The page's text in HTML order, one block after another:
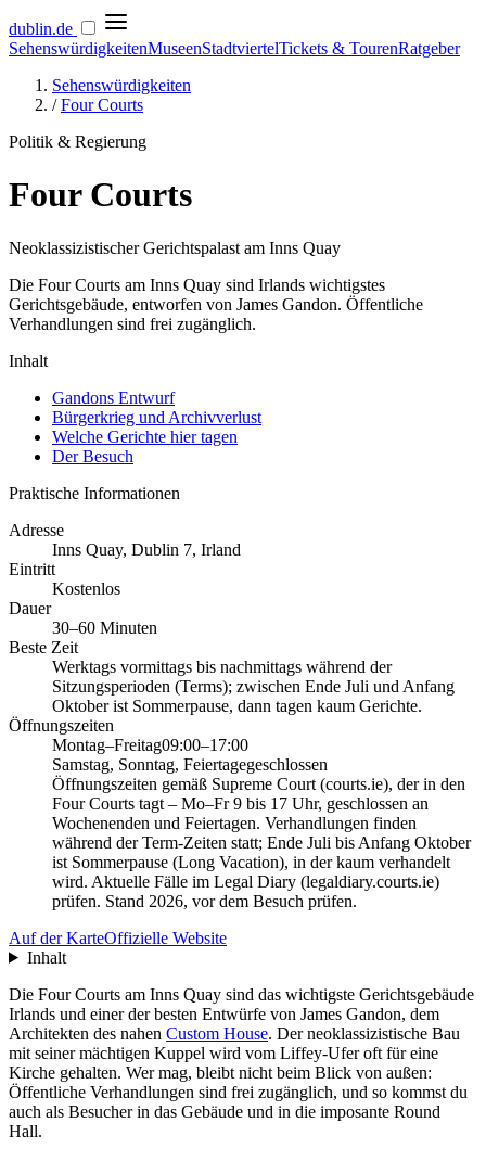
dublin.de
SehenswürdigkeitenMuseenStadtviertelTickets & TourenRatgeber
Sehenswürdigkeiten
/ Four Courts
Politik & Regierung
Four Courts
Neoklassizistischer Gerichtspalast am Inns Quay
Die Four Courts am Inns Quay sind Irlands wichtigstes
Gerichtsgebäude, entworfen von James Gandon. Öffentliche
Verhandlungen sind frei zugänglich.
Inhalt
Gandons Entwurf
Bürgerkrieg und Archivverlust
Welche Gerichte hier tagen
Der Besuch
Praktische Informationen
Adresse
Inns Quay, Dublin 7, Irland
Eintritt
Kostenlos
Dauer
30–60 Minuten
Beste Zeit
Werktags vormittags bis nachmittags während der
Sitzungsperioden (Terms); zwischen Ende Juli und Anfang
Oktober ist Sommerpause, dann tagen kaum Gerichte.
Öffnungszeiten
Montag–Freitag09:00–17:00
Samstag, Sonntag, Feiertagegeschlossen
Öffnungszeiten gemäß Supreme Court (courts.ie), der in den
Four Courts tagt – Mo–Fr 9 bis 17 Uhr, geschlossen an
Wochenenden und Feiertagen. Verhandlungen finden
während der Term-Zeiten statt; Ende Juli bis Anfang Oktober
ist Sommerpause (Long Vacation), in der kaum verhandelt
wird. Aktuelle Fälle im Legal Diary (legaldiary.courts.ie)
prüfen. Stand 2026, vor dem Besuch prüfen.
Auf der KarteOffizielle Website
Inhalt
Die Four Courts am Inns Quay sind das wichtigste Gerichtsgebäude
Irlands und einer der besten Entwürfe von James Gandon, dem
Architekten des nahen Custom House. Der neoklassizistische Bau
mit seiner mächtigen Kuppel wird vom Liffey-Ufer oft für eine
Kirche gehalten. Wer mag, bleibt nicht beim Blick von außen:
Öffentliche Verhandlungen sind frei zugänglich, und so kommst du
auch als Besucher in das Gebäude und in die imposante Round
Hall.